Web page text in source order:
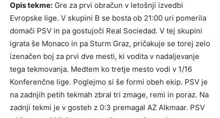
Opis tekme: Gre za prvi obračun v letošnji izvedbi
Evropske lige. V skupini B se bosta ob 21:00 uri pomerila
domači PSV in pa gostujoči Real Sociedad. V tej skupini
igrata še Monaco in pa Sturm Graz, pričakuje se torej zelo
izenačen boj za prvi dve mesti, ki vodita v nadaljevanje
tega tekmovanja. Medtem ko tretje mesto vodi v 1/16
Konferenčne lige. Poglejmo si še formi obeh ekip. PSV je
na zadnjih petih tekmah zbral tri zmage, remi in poraz. Na
zadnji tekmi je v gosteh z 0:3 premagal AZ Alkmaar. PSV